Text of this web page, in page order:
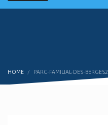
HOME PARC-FAMILIAL-DES-BERGES2